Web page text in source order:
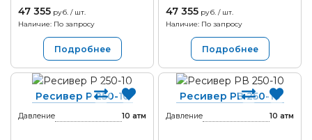
47 355 руб. / шт.
Наличие: По запросу
Подробнее
47 355 руб. / шт.
Наличие: По запросу
Подробнее
Ресивер Р 250-10
Давление 10 атм
Ресивер РВ 250-10
Давление 10 атм